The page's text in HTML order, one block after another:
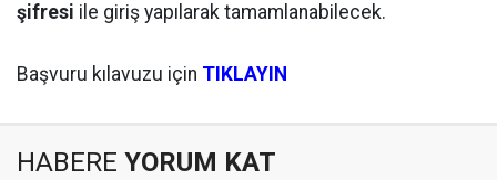
şifresi ile giriş yapılarak tamamlanabilecek.
Başvuru kılavuzu için TIKLAYIN
HABERE YORUM KAT